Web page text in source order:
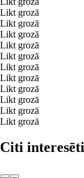
Likt grozā
Likt grozā
Likt grozā
Likt grozā
Likt grozā
Likt grozā
Likt grozā
Likt grozā
Likt grozā
Likt grozā
Likt grozā
Citi